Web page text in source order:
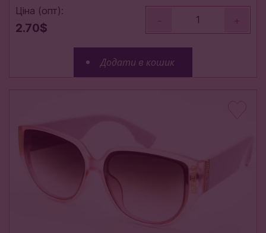
Ціна (опт):
2.70$
- +
Додати в кошик